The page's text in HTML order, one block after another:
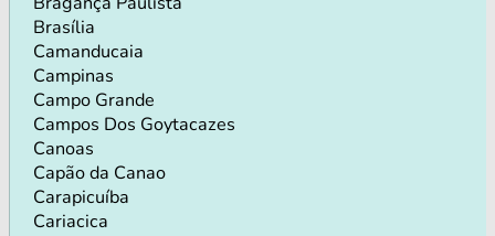
Brasília
Camanducaia
Campinas
Campo Grande
Campos Dos Goytacazes
Canoas
Capão da Canao
Carapicuíba
Cariacica